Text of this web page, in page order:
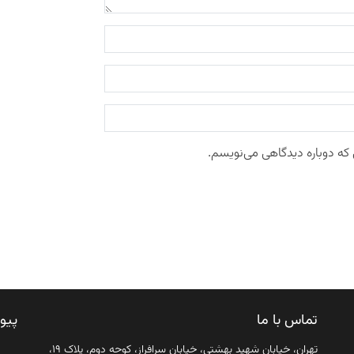
که دوباره دیدگاهی می‌نویسم.
تماس با ما
تهران، خیابان شهید بهشتی، خیابان سرافراز، کوچه دوم، پلاک ۱۹،